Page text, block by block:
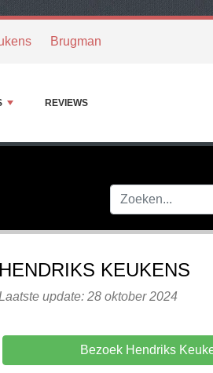
Brugman
REVIEWS
HENDRIKS KEUKENS
update: 28 oktober 2024
Bezoek Hendriks